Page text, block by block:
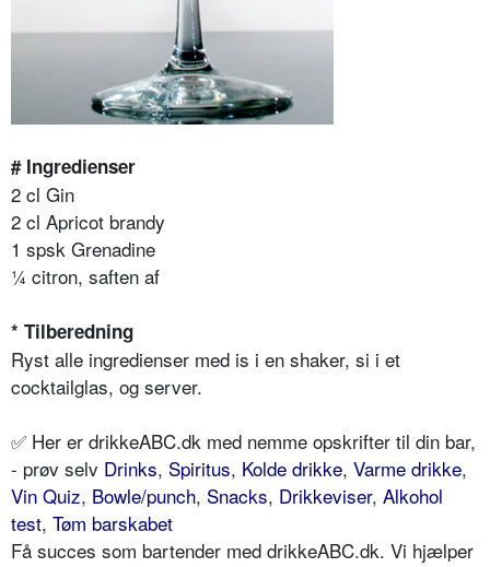
# Ingredienser
2 cl Gin
2 cl Apricot brandy
1 spsk Grenadine
¼ citron, saften af
* Tilberedning
Ryst alle ingredienser med is i en shaker, si i et
cocktailglas, og server.
✅ Her er drikkeABC.dk med nemme opskrifter til din bar,
- prøv selv Drinks, Spiritus, Kolde drikke, Varme drikke,
Vin Quiz, Bowle/punch, Snacks, Drikkeviser, Alkohol
test, Tøm barskabet
Få succes som bartender med drikkeABC.dk. Vi hjælper